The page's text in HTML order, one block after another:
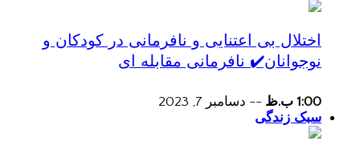
اختلال بی اعتنایی و نافرمانی در کودکان و
نوجوانان✔️ نافرمانی مقابله ای
1:00 ب.ظ -- دسامبر 7, 2023
سبک زندگی